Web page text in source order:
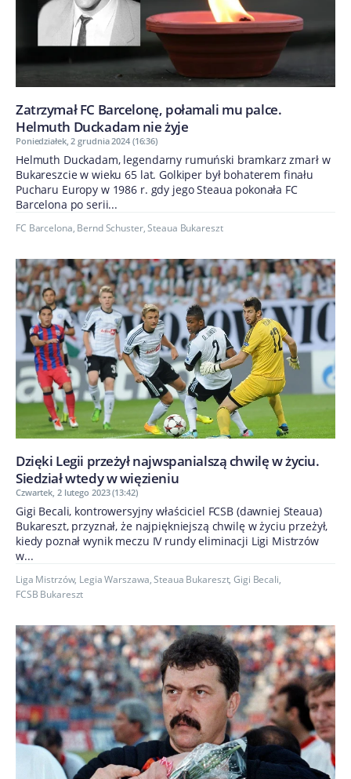
Zatrzymał FC Barcelonę, połamali mu palce.
Helmuth Duckadam nie żyje
Poniedziałek, 2 grudnia 2024 (16:36)
Helmuth Duckadam, legendarny rumuński bramkarz zmarł w
Bukareszcie w wieku 65 lat. Golkiper był bohaterem finału
Pucharu Europy w 1986 r. gdy jego Steaua pokonała FC
Barcelona po serii...
FC Barcelona, Bernd Schuster,Steaua Bukareszt
Dzięki Legii przeżył najwspanialszą chwilę w życiu.
Siedział wtedy w więzieniu
Czwartek, 2 lutego 2023 (13:42)
Gigi Becali, kontrowersyjny właściciel FCSB (dawniej Steaua)
Bukareszt, przyznał, że najpiękniejszą chwilę w życiu przeżył,
kiedy poznał wynik meczu IV rundy eliminacji Ligi Mistrzów
w...
Liga Mistrzów, Legia Warszawa,Steaua Bukareszt,Gigi Becali,
FCSB Bukareszt